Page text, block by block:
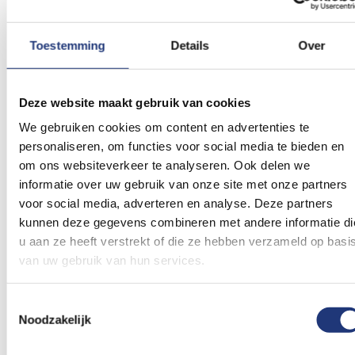
Toestemming Details Over
Deze website maakt gebruik van cookies
We gebruiken cookies om content en advertenties te
personaliseren, om functies voor social media te bieden en
om ons websiteverkeer te analyseren. Ook delen we
informatie over uw gebruik van onze site met onze partners
voor social media, adverteren en analyse. Deze partners
kunnen deze gegevens combineren met andere informatie
u aan ze heeft verstrekt of die ze hebben verzameld op
van uw gebruik van hun services.
Noodzakelijk
Spunpoly 165gr/m2 30x45cm
Brielse Geus 30x45cm
Waardering:
90
% of100
(2)
Vanaf 7,15
Excl. BTW
Voor 16:00 besteld, dezelfde
dag verzonden
In winkelmand
30x45cm
9,05
Excl. BTW
Voor 16:00 besteld, dezelfde
dag verzonden
In winkelmand
Voeg
toe
Voeg